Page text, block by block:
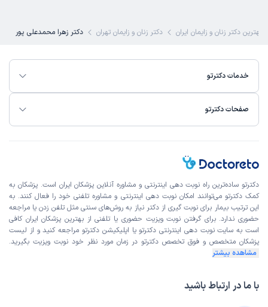
بهترین دکتر زنان و زایمان ایران دکتر زنان و زایمان تهران دکتر زهرا محمدعلی پور
خدمات دکترتو
صفحات دکترتو
دکترتو ساده‌ترین راه نوبت‌ دهی اینترنتی و مشاوره آنلاین پزشکان ایران است. پزشکان به
کمک دکترتو می‌توانند امکان نوبت دهی اینترنتی و مشاوره تلفنی خود را فعال کنند. به
این ترتیب بیمار برای نوبت گیری از دکتر نیاز به روش‌های سنتی مثل تلفن زدن یا مراجعه
حضوری ندارد. برای گرفتن نوبت ویزیت حضوری یا تلفنی از بهترین پزشکان ایران کافی
است به سایت نوبت دهی اینترنتی دکترتو یا اپلیکیشن دکترتو مراجعه کنید و از لیست
پزشکان متخصص و فوق تخصص دکترتو در زمان مورد نظر خود نوبت ویزیت بگیرید.
مشاهده بیشتر
با ما در ارتباط باشید